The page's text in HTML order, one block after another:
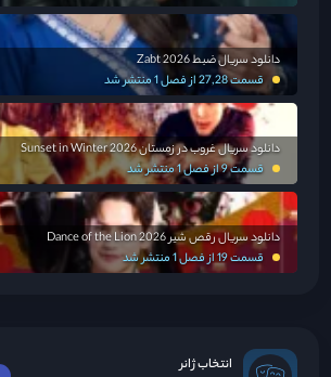
دانلود سریال ضبط Zabt 2026
قسمت 27,28 از فصل 1 منتشر شد
دانلود سریال غروب در زمستان Sunset in Winter 2026
قسمت 9 از فصل 1 منتشر شد
دانلود سریال رقص شیر Dance of the Lion 2026
قسمت 19 از فصل 1 منتشر شد
انتخاب ژانر